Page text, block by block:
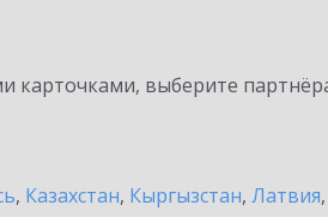
карточками, выберите
, Казахстан, Кыргызстан, Латвия,